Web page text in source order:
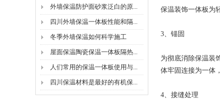
外墙保温防护面砂浆泛白的原...
四川外墙保温一体板性能和隔...
冬季外墙保温如何科学施工
屋面保温陶瓷保温一体板隔热...
人们常用的保温一体板使用与...
四川保温材料是最好的有机保...
保温装饰一体板为
3、锚固
为彻底消除保温装
体牢固连接为一体
4、接缝处理